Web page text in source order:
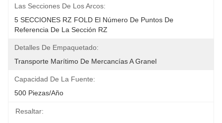
Las Secciones De Los Arcos:
5 SECCIONES RZ FOLD El Número De Puntos De
Referencia De La Sección RZ
Detalles De Empaquetado:
Transporte Marítimo De Mercancías A Granel
Capacidad De La Fuente:
500 Piezas/año
Resaltar: